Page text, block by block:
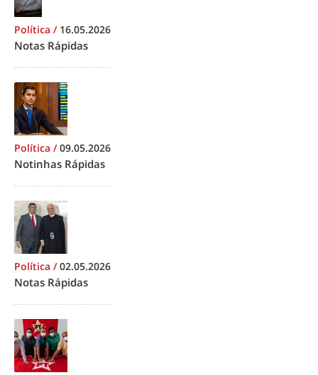
Política / 16.05.2026
Notas Rápidas
Política /09.05.2026
Notinhas Rápidas
Política /02.05.2026
Notas Rápidas